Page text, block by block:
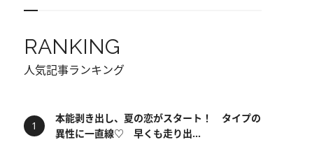
RANKING
人気記事ランキング
本能剥き出し、夏の恋がスタート！ タイプの
異性に一直線♡ 早くも走り出...